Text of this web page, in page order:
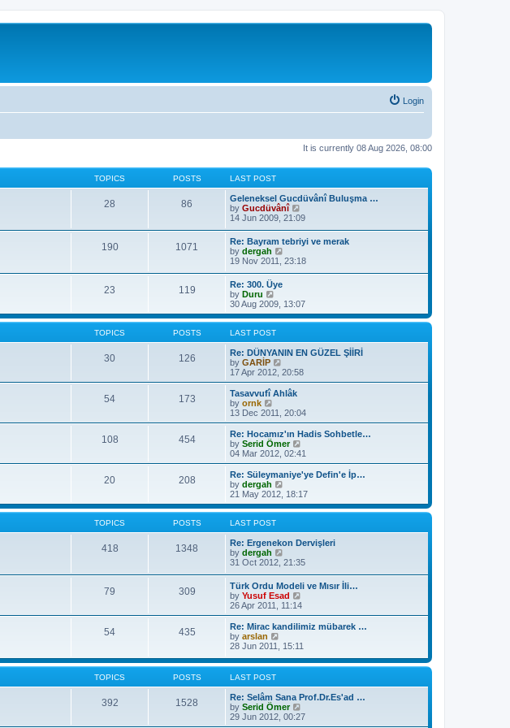
Login
It is currently 08 Aug 2026, 08:00
TOPICS POSTS LAST POST
28 86
Geleneksel Gucdüvânî Buluşma …
by Gucdüvânî
i
w
t
h
e
l
e
s
t
o
s
14 Jun 2009, 21:09
190 1071
Re: Bayram tebriyi ve merak
by dergah
i
h
e
l
e
s
t
p
o
s
19 Nov 2011, 23:18
23 119
Re: 300. Üye
by Duru
i
e
w
t
h
e
l
a
t
e
t
s
t
30 Aug 2009, 13:07
TOPICS POSTS LAST POST
30 126
Re: DÜNYANIN EN GÜZEL ŞİİRİ
by GARİP
i
e
w
h
a
t
e
t
p
o
s
17 Apr 2012, 20:58
54 173
Tasavvufî Ahlâk
by ornk
i
e
w
t
h
a
t
e
s
t
p
o
s
t
13 Dec 2011, 20:04
108 454
Re: Hocamız'ın Hadis Sohbetle…
by Serid Ömer
i
e
w
t
h
l
t
e
t
o
s
04 Mar 2012, 02:41
20 208
Re: Süleymaniye'ye Defin'e İp…
by dergah
e
w
h
e
a
s
t
p
o
s
21 May 2012, 18:17
TOPICS POSTS LAST POST
418 1348
Re: Ergenekon Dervişleri
by dergah
i
t
h
e
l
a
e
s
t
o
s
t
31 Oct 2012, 21:35
79 309
Türk Ordu Modeli ve Mısır İli…
by Yusuf Esad
i
e
w
h
l
e
s
t
p
26 Apr 2011, 11:14
54 435
Re: Mirac kandilimiz mübarek …
by arslan
w
e
l
a
t
28 Jun 2011, 15:11
TOPICS POSTS LAST POST
392 1528
Re: Selâm Sana Prof.Dr.Es'ad …
by Serid Ömer
i
e
29 Jun 2012, 00:27